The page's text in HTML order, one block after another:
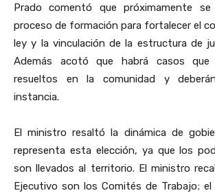
Prado comentó que próximamente
proceso de formación para fortalecer el
ley y la vinculación de la estructura de
Además acotó que habrá casos
resueltos en la comunidad y
instancia.
El ministro resaltó la dinámica de
representa esta elección, ya que los
son llevados al territorio. El ministro
Ejecutivo son los Comités de Trabajo;